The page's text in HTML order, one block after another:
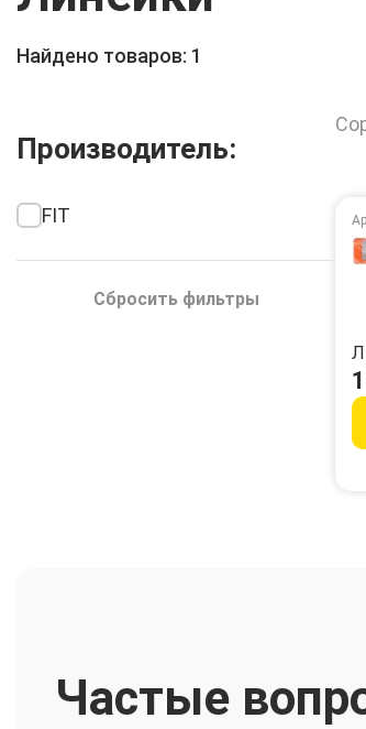
Найдено товаров: 1
Производитель:
FIT
Сбросить фильтры
Частые